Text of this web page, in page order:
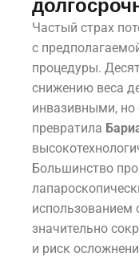
Частый страх
с
процедуры.
снижению веса
инвазивными,
превратила
Большинство
использованием
значительно
и риск